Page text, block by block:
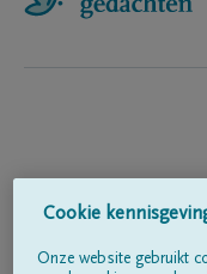
Cookie
Onze website gebruikt